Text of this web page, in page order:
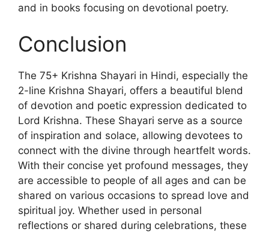
and in books focusing on devotional poetry.
Conclusion
The 75+ Krishna Shayari in Hindi, especially the
2-line Krishna Shayari, offers a beautiful blend
of devotion and poetic expression dedicated to
Lord Krishna. These Shayari serve as a source
of inspiration and solace, allowing devotees to
connect with the divine through heartfelt words.
With their concise yet profound messages, they
are accessible to people of all ages and can be
shared on various occasions to spread love and
spiritual joy. Whether used in personal
reflections or shared during celebrations, these